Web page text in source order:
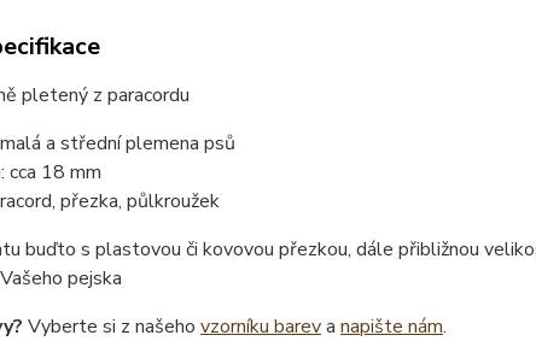
pletený z paracordu
a střední plemena psů
cca 18 mm
přezka, půlkroužek
buďto s plastovou či kovovou přezkou, dále přibližnou
pejska
Vyberte si z našeho vzorníku bareva napište nám.